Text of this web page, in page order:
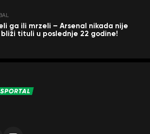
ga ili mrzeli – Arsenal nikada nije
tituli u poslednje 22 godine!